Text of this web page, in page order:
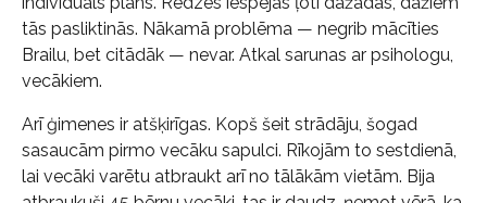
tās pasliktinās. Nākamā problēma — negrib mācīties
Brailu, bet citādāk — nevar. Atkal sarunas ar psihologu,
vecākiem.
Arī ģimenes ir atšķirīgas. Kopš šeit strādāju, šogad
sasaucām pirmo vecāku sapulci. Rīkojām to sestdienā,
lai vecāki varētu atbraukt arī no tālākām vietām. Bija